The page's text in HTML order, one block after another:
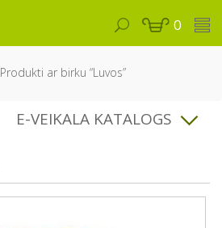
0
Produkti ar birku “Luvos”
E-VEIKALA KATALOGS